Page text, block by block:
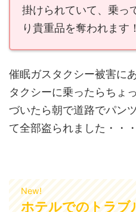
掛けられていて、乗っ
り貴重品を奪われます！
催眠ガスタクシー被害に
タクシーに乗ったらちょ
づいたら朝で道路でパン
て全部盗られました・・・
New!
ホテルでのトラブ